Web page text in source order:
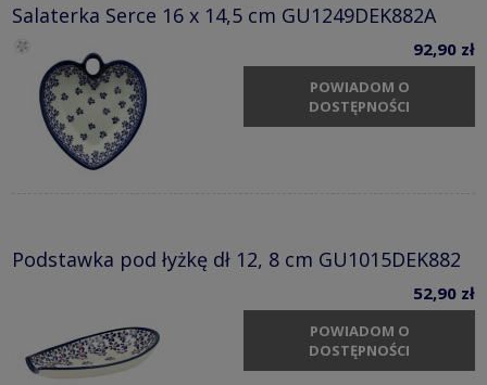
Salaterka Serce 16 x 14,5 cm GU1249DEK882A
92,90 zł
POWIADOM O
DOSTĘPNOŚCI
Podstawka pod łyżkę dł 12, 8 cm GU1015DEK882
52,90 zł
POWIADOM O
DOSTĘPNOŚCI